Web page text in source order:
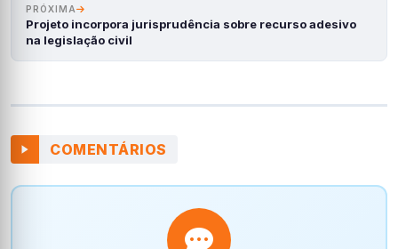
PRÓXIMA
Projeto incorpora jurisprudência sobre recurso adesivo
na legislação civil
COMENTÁRIOS